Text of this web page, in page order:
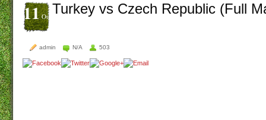
11Ott Turkey vs Czech Republic (Full
admin N/A 503